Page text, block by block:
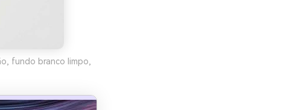
fundo branco limpo,